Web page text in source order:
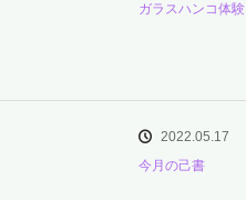
ガラスハンコ体験
2022.05.17
今月の己書